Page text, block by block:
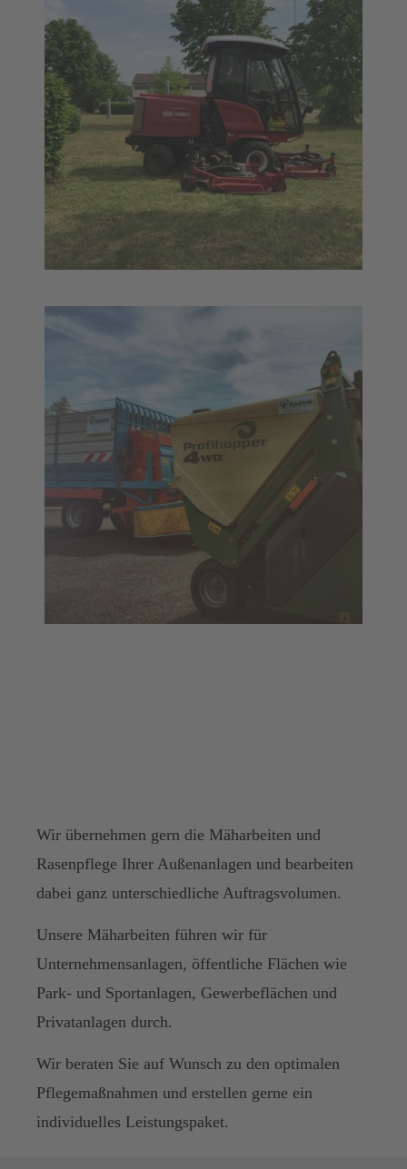
Wir übernehmen gern die Mäharbeiten und
Rasenpflege Ihrer Außenanlagen und bearbeiten
dabei ganz unterschiedliche Auftragsvolumen.
Unsere Mäharbeiten führen wir für
Unternehmensanlagen, öffentliche Flächen wie
Park- und Sportanlagen, Gewerbeflächen und
Privatanlagen durch.
Wir beraten Sie auf Wunsch zu den optimalen
Pflegemaßnahmen und erstellen gerne ein
individuelles Leistungspaket.